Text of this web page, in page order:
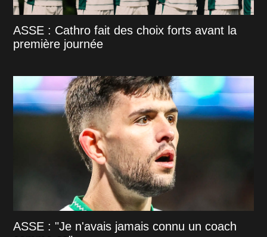
ASSE : Cathro fait des choix forts avant la
première journée
ASSE : "Je n'avais jamais connu un coach